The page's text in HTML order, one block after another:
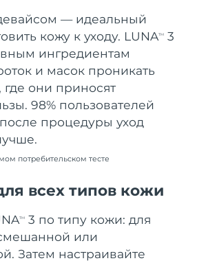
— идеальный
кожу к уходу. LUNATM
3
ингредиентам
и масок проникать
где они приносят
98% пользователей
процедуры уход
потребительском тесте
всех типов кожи
TM
3 по типу кожи: для
или
Затем настраивайте
Ожидаемая дата доставки
8/14/26
Ожидаемая дата доставки
8/11/26
Ожидаемая дата доставки
Ожидаемая дата доставки
Ожидаемая дата доставки